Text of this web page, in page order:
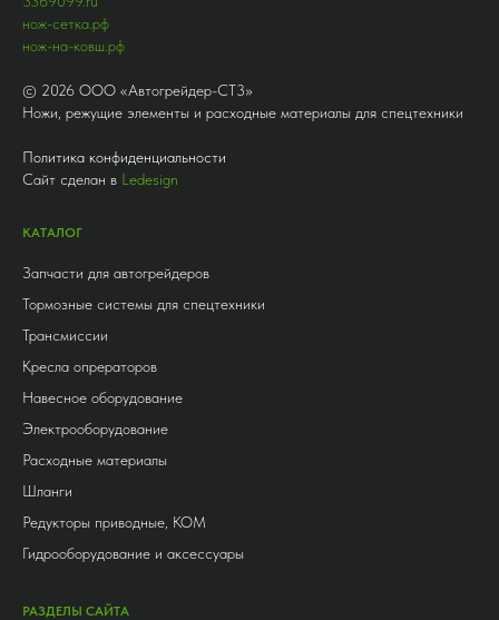
нож-сетка.рф
нож-на-ковш.рф
© 2026 ООО «Автогрейдер-СТ3»
Ножи, режущие элементы и расходные материалы для спецтехники
Политика конфиденциальности
Сайт сделан в Ledesign
КАТАЛОГ
Запчасти для автогрейдеров
Тормозные системы для спецтехники
Трансмиссии
Кресла опрераторов
Навесное оборудование
Электрооборудование
Расходные материалы
Шланги
Редукторы приводные, КОМ
Гидрооборудование и аксессуары
РАЗДЕЛЫ САЙТА